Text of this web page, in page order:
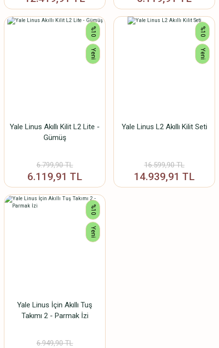
%10
Yeni
Yale Linus Akıllı Kilit L2 Lite -
Gümüş
6.799,90 TL
6.119,91 TL
%10
Yeni
Yale Linus L2 Akıllı Kilit Seti
16.599,90 TL
14.939,91 TL
%10
Yeni
Yale Linus İçin Akıllı Tuş
Takımı 2 - Parmak İzi
6.949,90 TL